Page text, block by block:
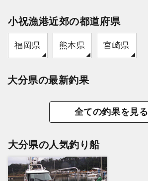
小祝漁港近郊の都道府県
福岡県 熊本県 宮崎県
大分県の最新釣果
全ての釣果を見る
大分県の人気釣り船